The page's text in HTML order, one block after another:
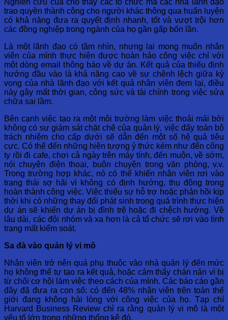
Nghiên cứu của cho thấy các tổ chức mà các nhà lãnh đạo
trao quyền thành công cho người khác thông qua huấn luyện
có khả năng đưa ra quyết định nhanh, tốt và vượt trội hơn
các đồng nghiệp trong ngành của họ gần gấp bốn lần.
Là một lãnh đạo có tầm nhìn, nhưng lại mong muốn nhân
viên của mình thực hiện được hoàn hảo công việc chỉ với
một dòng email thông báo về dự án. Kết quả của thiếu định
hướng đầu vào là khả năng cao về sự chênh lệch giữa kỳ
vọng của nhà lãnh đạo với kết quả nhân viên đem lại, điều
này gây mất thời gian, công sức và tài chính trong việc sửa
chữa sai lầm.
Bên cạnh việc tạo ra một môi trường làm việc thoải mái bởi
không có sự giám sát chặt chẽ của quản lý, việc đẩy toàn bộ
trách nhiệm cho cấp dưới sẽ dẫn đến một số hệ quả tiêu
cực. Có thể đến những hiện tượng ý thức kém như đến công
ty rồi đi cafe, chơi cả ngày trên máy tính, đến muộn, về sớm,
nói chuyện điện thoại, buôn chuyện trong văn phòng, v.v.
Trong trường hợp khác, nó có thể khiến nhân viên rơi vào
trạng thái sợ hãi vì không có định hướng, thụ động trong
hoàn thành công việc. Việc thiếu sự hỗ trợ hoặc phản hồi kịp
thời khi có những thay đổi phát sinh trong quá trình thực hiện
dự án sẽ khiến dự án bị đình trệ hoặc đi chệch hướng. Về
lâu dài, các đội nhóm và xa hơn là cả tổ chức sẽ rơi vào tình
trạng mất kiểm soát.
Sa đà vào quản lý vi mô
Nhân viên trở nên quá phụ thuộc vào nhà quản lý đến mức
họ không thể tự tạo ra kết quả, hoặc cảm thấy chán nản vì bị
từ chối cơ hội làm việc theo cách của mình. Các báo cáo gần
đây đã đưa ra con số: có đến 48% nhân viên trên toàn thế
giới đang không hài lòng với công việc của họ. Tạp chí
Harvard Business Review chỉ ra rằng quản lý vi mô là một
yếu tố lớn trong những thống kê đó.